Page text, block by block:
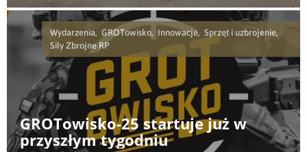
Wydarzenia, GROTowisko, Innowacje, Sprzęt i uzbrojenie,
Siły Zbrojne RP
GROTowisko-25 startuje już w
przyszłym tygodniu